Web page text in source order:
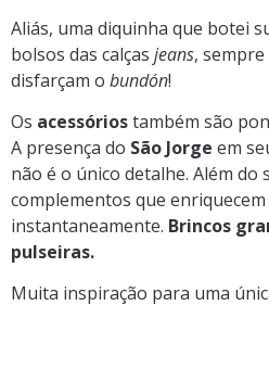
Aliás, uma diquinha que botei
bolsos das calças jeans,
disfarçam o bundón!
Os acessóriostambém são
A presença do São Jorge em
não é o único detalhe. Além do
complementos que
instantaneamente. Brincos
pulseiras.
Muita inspiração para uma